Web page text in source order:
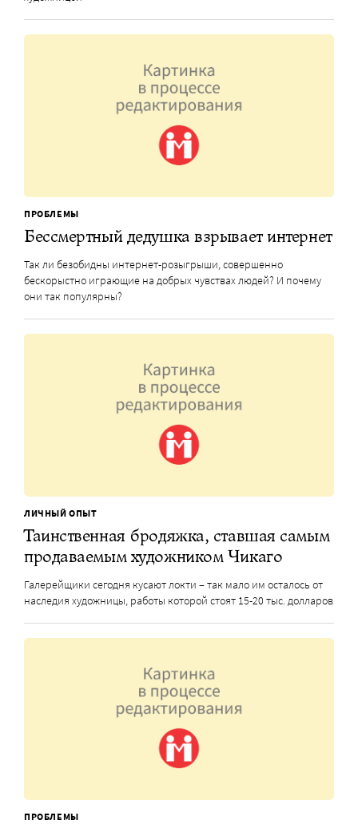
ПРОБЛЕМЫ
Бессмертный дедушка взрывает интернет
Так ли безобидны интернет-розыгрыши, совершенно
бескорыстно играющие на добрых чувствах людей? И почему
они так популярны?
ЛИЧНЫЙ ОПЫТ
Таинственная бродяжка, ставшая самым
продаваемым художником Чикаго
Галерейщики сегодня кусают локти – так мало им осталось от
наследия художницы, работы которой стоят 15-20 тыс. долларов
ПРОБЛЕМЫ